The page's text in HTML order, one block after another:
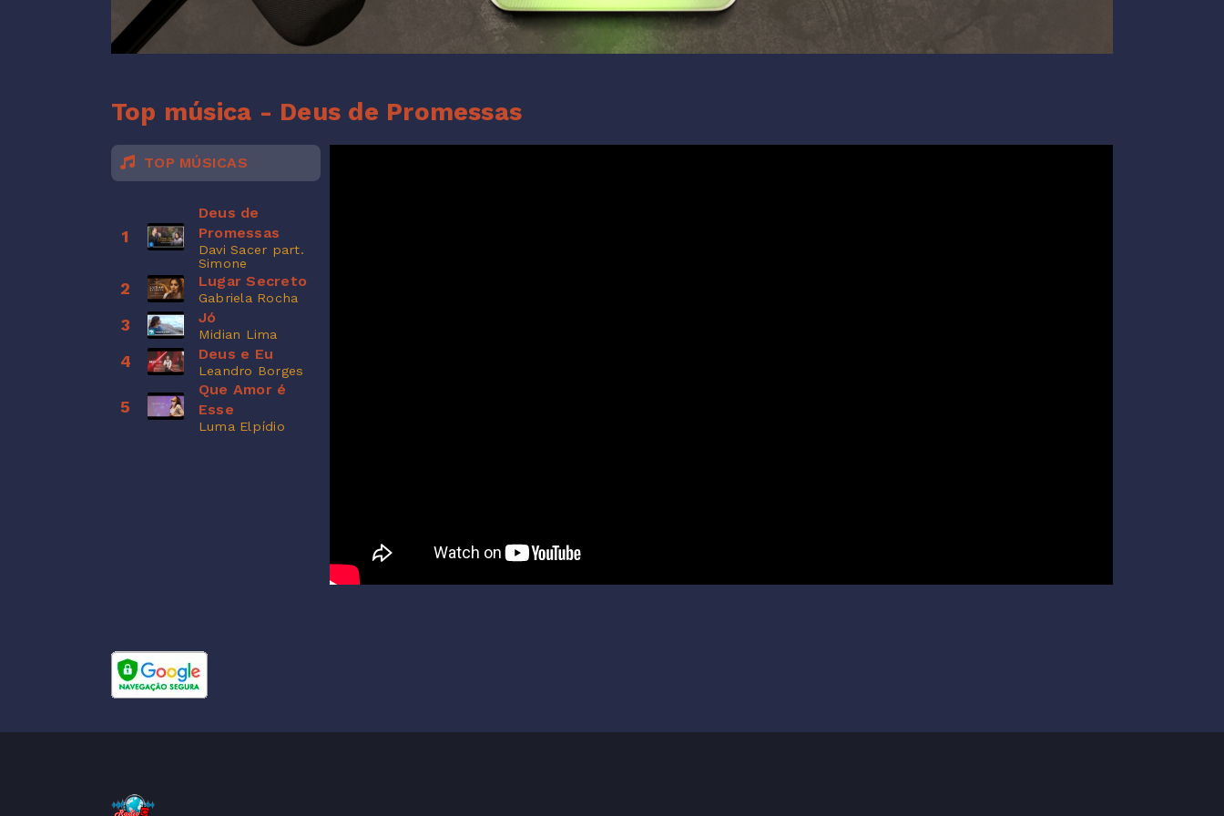
Top música - Deus de Promessas
TOP MÚSICAS
1
Deus de
Promessas
Davi Sacer part.
Simone
2 Lugar Secreto
Gabriela Rocha
3 Jó
Midian Lima
4 Deus e Eu
Leandro Borges
5
Que Amor é
Esse
Luma Elpídio